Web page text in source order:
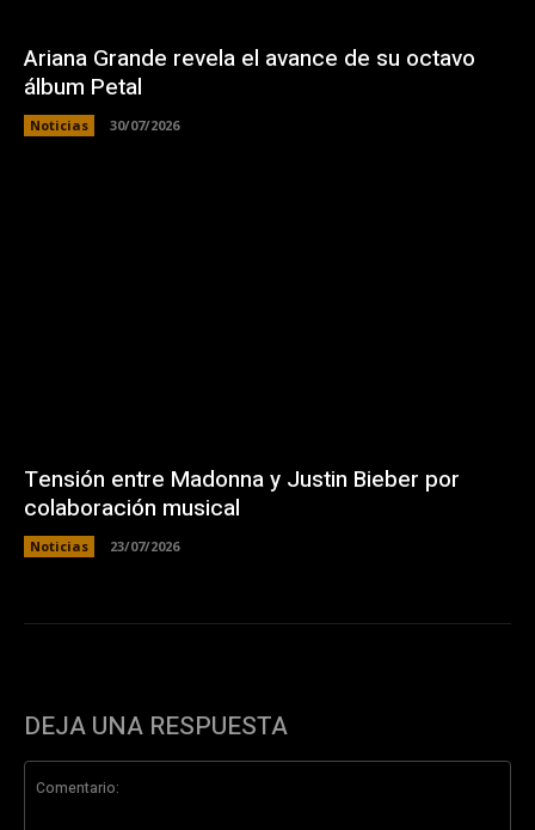
Ariana Grande revela el avance de su octavo
álbum Petal
Noticias 30/07/2026
Tensión entre Madonna y Justin Bieber por
colaboración musical
Noticias 23/07/2026
DEJA UNA RESPUESTA